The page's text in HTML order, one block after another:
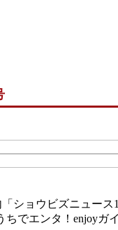
ショウビズニュース
でエンタ！enjoyガイ